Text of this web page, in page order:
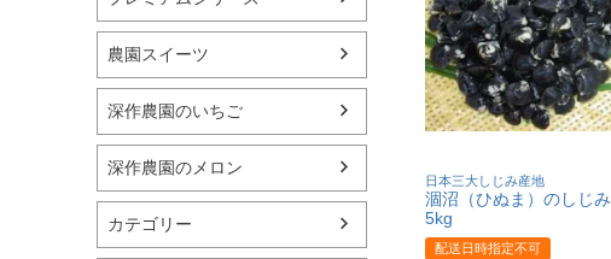
農園スイーツ
深作農園のいちご
深作農園のメロン
カテゴリー
日本三大しじみ産地
涸沼（ひぬま）のしじみ
5kg
配送日時指定不可